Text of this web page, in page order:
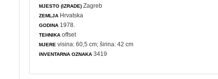
MJESTO (IZRADE) Zagreb
ZEMLJA Hrvatska
GODINA 1978.
TEHNIKA offset
MJERE visina: 60,5 cm; širina: 42 cm
INVENTARNA OZNAKA 3419